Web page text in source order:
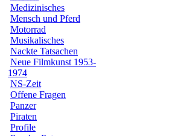
Medizinisches
Mensch und Pferd
Motorrad
Musikalisches
Nackte Tatsachen
Neue Filmkunst 1953-
1974
NS-Zeit
Offene Fragen
Panzer
Piraten
Profile